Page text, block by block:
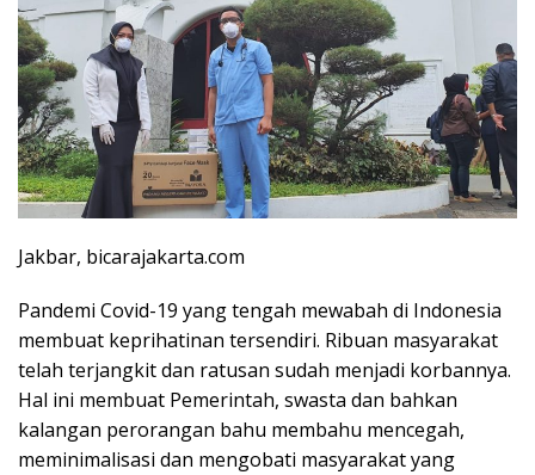
Jakbar, bicarajakarta.com
Pandemi Covid-19 yang tengah mewabah di Indonesia
membuat keprihatinan tersendiri. Ribuan masyarakat
telah terjangkit dan ratusan sudah menjadi korbannya.
Hal ini membuat Pemerintah, swasta dan bahkan
kalangan perorangan bahu membahu mencegah,
meminimalisasi dan mengobati masyarakat yang